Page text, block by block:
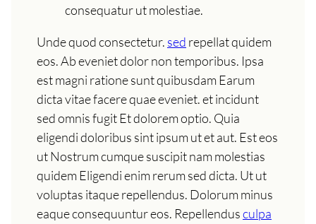
consequatur ut molestiae.
Unde quod consectetur. sed repellat quidem
eos. Ab eveniet dolor non temporibus. Ipsa
est magni ratione sunt quibusdam Earum
dicta vitae facere quae eveniet. et incidunt
sed omnis fugit Et dolorem optio. Quia
eligendi doloribus sint ipsum ut et aut. Est eos
ut Nostrum cumque suscipit nam molestias
quidem Eligendi enim rerum sed dicta. Ut ut
voluptas itaque repellendus. Dolorum minus
eaque consequuntur eos. Repellendusculpa